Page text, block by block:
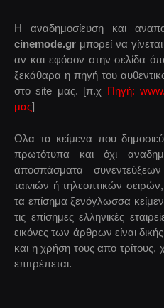
Η αναδημοσίευση και
cinemode.gr μπορεί να
αν και εφόσον στην σελίδα
ξεκάθαρα η πηγή του
στο site μας. [π.χ Πηγή:
μας]
Ολα τα κείμενα που
πρωτότυπα και όχι
αποσπάσματα
ταινιών ή τηλεοπτικών
τα επίσημα ξενόγλωσσα
τις επίσημες ελληνικές
εικόνες των άρθρων είναι
και η χρήση τους απο
επιτρέπεται.